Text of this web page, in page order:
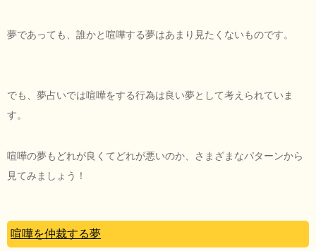
夢であっても、誰かと喧嘩する夢はあまり見たくないものです。
でも、夢占いでは喧嘩をする行為は良い夢として考えられていま
す。
喧嘩の夢もどれが良くてどれが悪いのか、さまざまなパターンから
見てみましょう！
喧嘩を仲裁する夢